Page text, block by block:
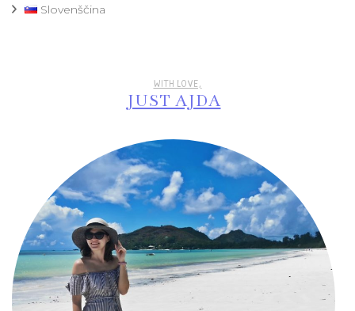
Slovenščina
WITH LOVE,
JUST AJDA